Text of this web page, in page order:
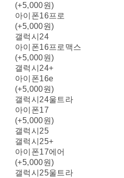
(+5,000원)
아이폰16프로
(+5,000원)
갤럭시24
아이폰16프로맥스
(+5,000원)
갤럭시24+
아이폰16e
(+5,000원)
갤럭시24울트라
아이폰17
(+5,000원)
갤럭시25
갤럭시25+
아이폰17에어
(+5,000원)
갤럭시25울트라